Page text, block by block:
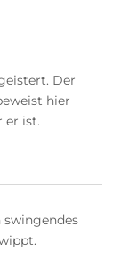
Der
hier
er ist.